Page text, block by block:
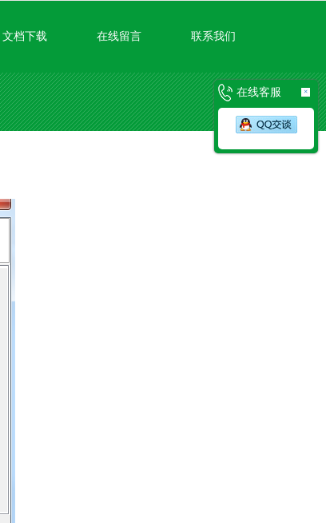
文档下载 在线留言 联系我们
在线客服 ×